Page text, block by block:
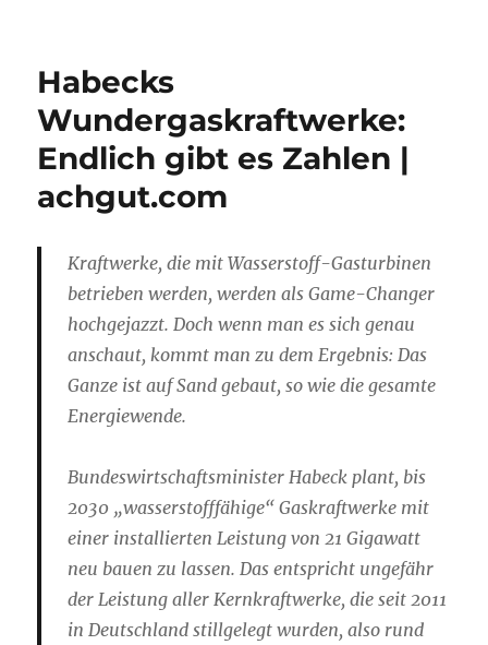
Habecks
Wundergaskraftwerke:
Endlich gibt es Zahlen |
achgut.com
Kraftwerke, die mit Wasserstoff-Gasturbinen
betrieben werden, werden als Game-Changer
hochgejazzt. Doch wenn man es sich genau
anschaut, kommt man zu dem Ergebnis: Das
Ganze ist auf Sand gebaut, so wie die gesamte
Energiewende.
Bundeswirtschaftsminister Habeck plant, bis
2030 „wasserstofffähige“ Gaskraftwerke mit
einer installierten Leistung von 21 Gigawatt
neu bauen zu lassen. Das entspricht ungefähr
der Leistung aller Kernkraftwerke, die seit 2011
in Deutschland stillgelegt wurden, also rund